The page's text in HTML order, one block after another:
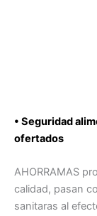
• Seguridad
ofertados
AHORRAMAS
calidad, pasan
sanitaras al